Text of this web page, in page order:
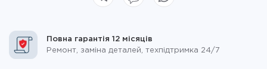
Повна гарантія 12 місяців
Ремонт, заміна деталей, техпідтримка 24/7